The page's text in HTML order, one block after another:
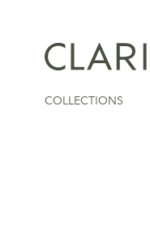
COLLECTIONS